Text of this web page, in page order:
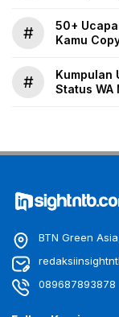
#
50+
Kamu
#
Kumpulan
Status WA
BTN Green
089687893878